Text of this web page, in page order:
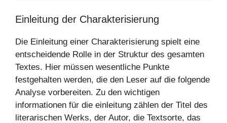
Einleitung der Charakterisierung
Die Einleitung einer Charakterisierung spielt eine
entscheidende Rolle in der Struktur des gesamten
Textes. Hier müssen wesentliche Punkte
festgehalten werden, die den Leser auf die folgende
Analyse vorbereiten. Zu den wichtigen
informationen für die einleitung zählen der Titel des
literarischen Werks, der Autor, die Textsorte, das